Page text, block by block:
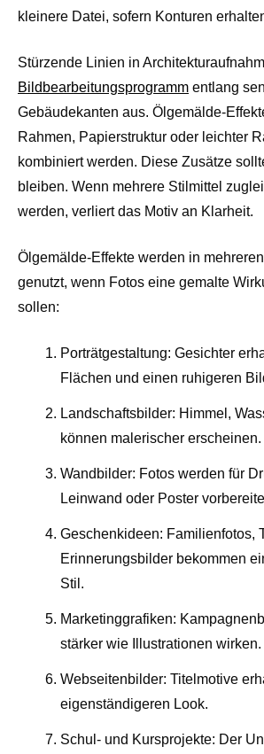
kleinere Datei, sofern Konturen
Stürzende Linien in
Bildbearbeitungsprogramm entlang
Gebäudekanten aus. Ölgemälde-
Rahmen, Papierstruktur oder leichter
kombiniert werden. Diese Zusätze
bleiben. Wenn mehrere Stilmittel
werden, verliert das Motiv an Klarheit.
Ölgemälde-Effekte werden in
genutzt, wenn Fotos eine gemalte
sollen:
Porträtgestaltung: Gesichter
Flächen und einen ruhigeren
Landschaftsbilder: Himmel,
können malerischer erscheinen.
Wandbilder: Fotos werden für
Leinwand oder Poster
Geschenkideen: Familienfotos,
Erinnerungsbilder bekommen
Stil.
Marketinggrafiken:
stärker wie Illustrationen wirken.
Webseitenbilder: Titelmotive
eigenständigeren Look.
Schul- und Kursprojekte: Der